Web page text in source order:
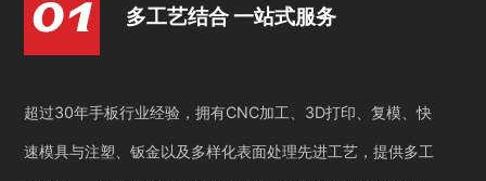
多工艺结合 一站式服务
超过30年手板行业经验，拥有CNC加工、3D打印、复模、快
速模具与注塑、钣金以及多样化表面处理先进工艺，提供多工